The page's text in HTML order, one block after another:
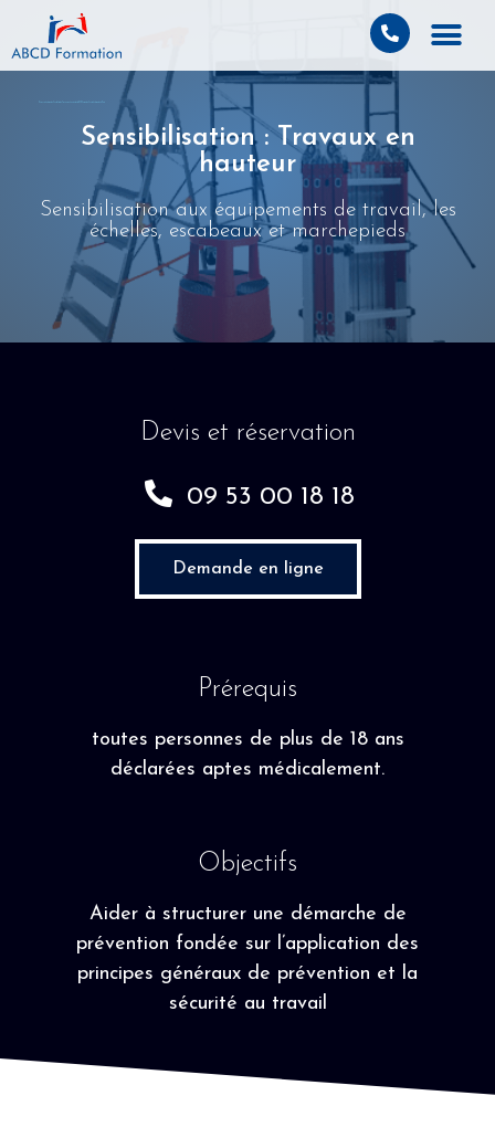
Sensibilisation : Travaux en
hauteur
Sensibilisation aux équipements de travail, les
échelles, escabeaux et marchepieds
Objectifs
Aider à structurer une démarche de
prévention fondée sur l’application des
principes généraux de prévention et la
sécurité au travail
Prérequis
toutes personnes de plus de 18 ans
déclarées aptes médicalement.
Devis et réservation
09 53 00 18 18
Demande en ligne